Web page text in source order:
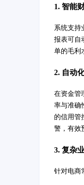
1. 智能
系统支持
报表可自
单的毛利
2. 自动
在资金管
率与准确
的信用管
警，有效
3. 复杂
针对电商